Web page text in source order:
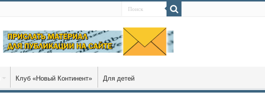
Клуб «Новый Континент» Для детей